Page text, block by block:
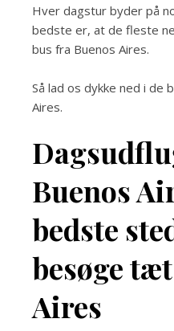
Hver dagstur byder på
bedste er, at de fleste
bus fra Buenos Aires.
Så lad os dykke ned i de
Aires.
Buenos
bedste
besøge
Aires